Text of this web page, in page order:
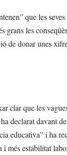
que les
les
de donar unes
clar que les
declarat davant
educativa” i ha
i més estabilitat